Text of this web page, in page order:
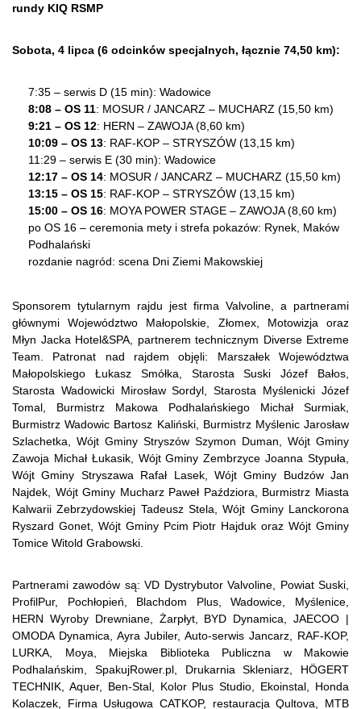
rundy KIQ RSMP
Sobota, 4 lipca (6 odcinków specjalnych, łącznie 74,50 km):
7:35 – serwis D (15 min): Wadowice
8:08 – OS 11: MOSUR / JANCARZ – MUCHARZ (15,50 km)
9:21 – OS 12: HERN – ZAWOJA (8,60 km)
10:09 – OS 13: RAF-KOP – STRYSZÓW (13,15 km)
11:29 – serwis E (30 min): Wadowice
12:17 – OS 14: MOSUR / JANCARZ – MUCHARZ (15,50 km)
13:15 – OS 15: RAF-KOP – STRYSZÓW (13,15 km)
15:00 – OS 16: MOYA POWER STAGE – ZAWOJA (8,60 km)
po OS 16 – ceremonia mety i strefa pokazów: Rynek, Maków
Podhalański
rozdanie nagród: scena Dni Ziemi Makowskiej
Sponsorem tytularnym rajdu jest firma Valvoline, a partnerami
głównymi Województwo Małopolskie, Złomex, Motowizja oraz
Młyn Jacka Hotel&SPA, partnerem technicznym Diverse Extreme
Team. Patronat nad rajdem objęli: Marszałek Województwa
Małopolskiego Łukasz Smółka, Starosta Suski Józef Bałos,
Starosta Wadowicki Mirosław Sordyl, Starosta Myślenicki Józef
Tomal, Burmistrz Makowa Podhalańskiego Michał Surmiak,
Burmistrz Wadowic Bartosz Kaliński, Burmistrz Myślenic Jarosław
Szlachetka, Wójt Gminy Stryszów Szymon Duman, Wójt Gminy
Zawoja Michał Łukasik, Wójt Gminy Zembrzyce Joanna Stypuła,
Wójt Gminy Stryszawa Rafał Lasek, Wójt Gminy Budzów Jan
Najdek, Wójt Gminy Mucharz Paweł Paździora, Burmistrz Miasta
Kalwarii Zebrzydowskiej Tadeusz Stela, Wójt Gminy Lanckorona
Ryszard Gonet, Wójt Gminy Pcim Piotr Hajduk oraz Wójt Gminy
Tomice Witold Grabowski.
Partnerami zawodów są: VD Dystrybutor Valvoline, Powiat Suski,
ProfilPur, Pochłopień, Blachdom Plus, Wadowice, Myślenice,
HERN Wyroby Drewniane, Żarpłyt, BYD Dynamica, JAECOO |
OMODA Dynamica, Ayra Jubiler, Auto-serwis Jancarz, RAF-KOP,
LURKA, Moya, Miejska Biblioteka Publiczna w Makowie
Podhalańskim, SpakujRower.pl, Drukarnia Skleniarz, HÖGERT
TECHNIK, Aquer, Ben-Stal, Kolor Plus Studio, Ekoinstal, Honda
Kolaczek, Firma Usługowa CATKOP, restauracja Qultova, MTB